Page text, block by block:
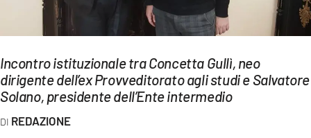
Streaming
LAC TV
LAC NETWORK
LAC ONAIR
Incontro istituzionale tra Concetta Gullì, neo
dirigente dell’ex Provveditorato agli studi e Salvatore
Solano, presidente dell’Ente intermedio
REDAZIONE